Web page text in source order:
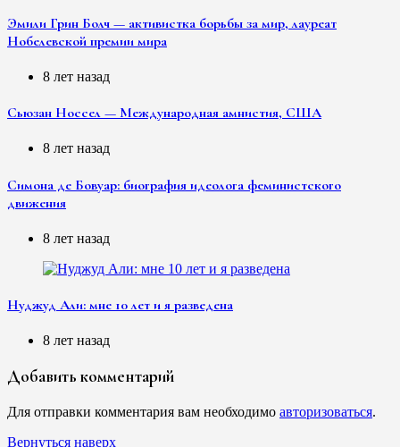
Эмили Грин Болч — активистка борьбы за мир, лауреат
Нобелевской премии мира
8 лет назад
Сьюзан Носсел — Международная амнистия, США
8 лет назад
Симона де Бовуар: биография идеолога феминистского
движения
8 лет назад
Нуджуд Али: мне 10 лет и я разведена
8 лет назад
Добавить комментарий
Для отправки комментария вам необходимо авторизоваться.
Вернуться наверх